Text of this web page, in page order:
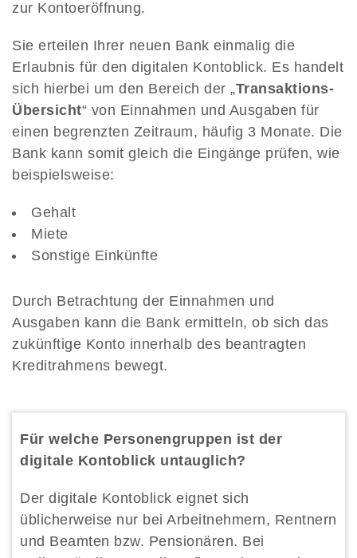
zur Kontoeröffnung.
Sie erteilen Ihrer neuen Bank einmalig die
Erlaubnis für den digitalen Kontoblick. Es handelt
sich hierbei um den Bereich der „Transaktions-
Übersicht“ von Einnahmen und Ausgaben für
einen begrenzten Zeitraum, häufig 3 Monate. Die
Bank kann somit gleich die Eingänge prüfen, wie
beispielsweise:
Gehalt
Miete
Sonstige Einkünfte
Durch Betrachtung der Einnahmen und
Ausgaben kann die Bank ermitteln, ob sich das
zukünftige Konto innerhalb des beantragten
Kreditrahmens bewegt.
Für welche Personengruppen ist der
digitale Kontoblick untauglich?
Der digitale Kontoblick eignet sich
üblicherweise nur bei Arbeitnehmern, Rentnern
und Beamten bzw. Pensionären. Bei